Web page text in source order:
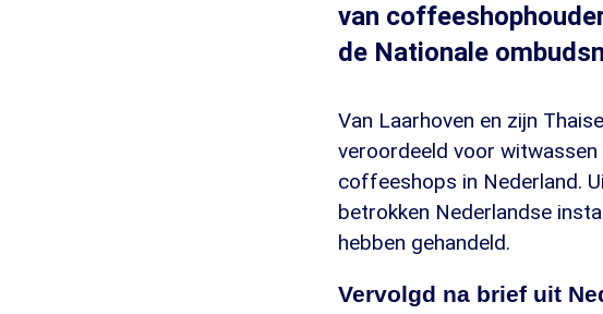
van
de Nationale
Van Laarhoven en zijn
veroordeeld voor
coffeeshops in Nederland.
betrokken Nederlandse
hebben gehandeld.
Vervolgd na brief uit